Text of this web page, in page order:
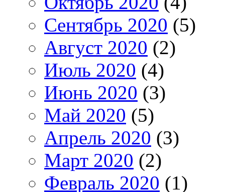
Сентябрь 2020 (5)
Август 2020 (2)
Июль 2020 (4)
Июнь 2020 (3)
Май 2020 (5)
Апрель 2020 (3)
Март 2020 (2)
Февраль 2020 (1)